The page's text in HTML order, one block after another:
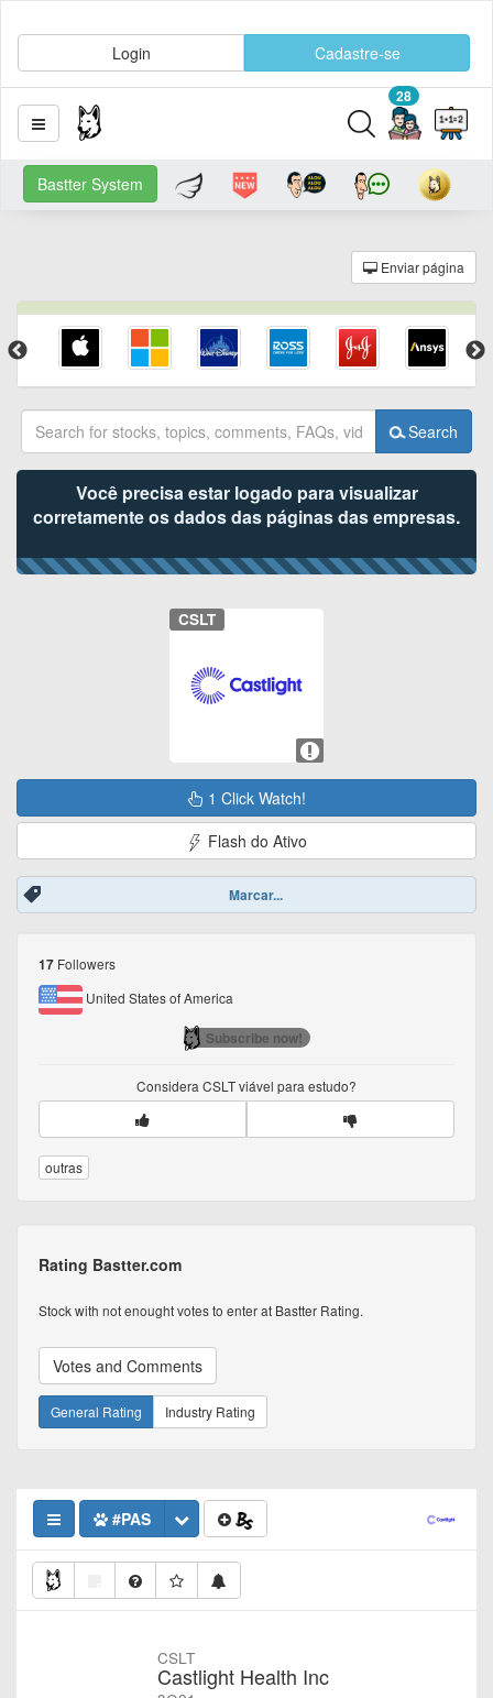
Login Cadastre-se
28
Bastter System
Enviar página
Search
Você precisa estar logado para visualizar
corretamente os dados das páginas das empresas.
CSLT
1 Click Watch!
Flash do Ativo
Marcar...
17 Followers
United States of America
Subscribe now!
Considera CSLTviável para estudo?
outras
Rating Bastter.com
Stock with not enought votes to enter at Bastter Rating.
Votes and Comments
General Rating Industry Rating
#PAS
CSLT
Castlight Health Inc